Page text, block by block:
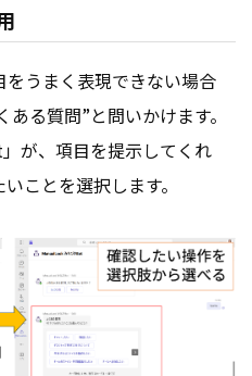
うまく表現できない場合
る質問”と問いかけます。
が、項目を提示してくれ
ことを選択します。